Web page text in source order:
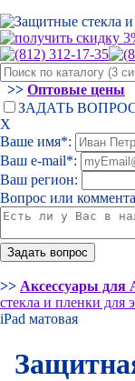
>> Оптовые цены
ЗАДАТЬ
Х
Ваше имя*:
Ваш e-mail*:
Ваш регион:
Вопрос или
>> Аксессуары для
стекла и пленки для
iPad матовая